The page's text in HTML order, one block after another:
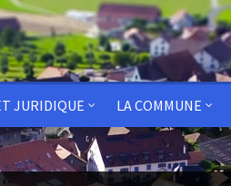
JURIDIQUE LA COMMUNE